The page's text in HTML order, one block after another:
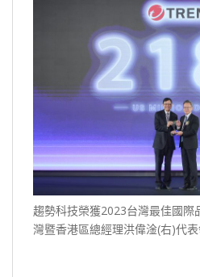
趨勢科技榮獲2023台灣最佳國際
灣暨香港區總經理洪偉淦(右)代